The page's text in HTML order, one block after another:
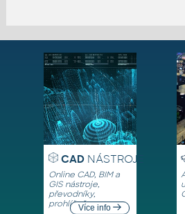
CADNÁSTROJE
Online CAD, BIM a
GIS nástroje,
převodníky,
prohlížečeVíce info